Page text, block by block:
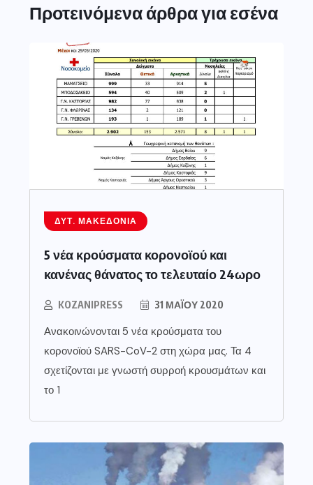
Προτεινόμενα άρθρα για εσένα
ΔΥΤ. ΜΑΚΕΔΟΝΊΑ
5 νέα κρούσματα κορονοϊού και
κανένας θάνατος το τελευταίο 24ωρο
KOZANIPRESS 31 ΜΑΪ́ΟΥ 2020
Ανακοινώνονται 5 νέα κρούσματα του
κορονοϊού SARS-CoV-2 στη χώρα μας. Τα 4
σχετίζονται με γνωστή συρροή κρουσμάτων και
το 1